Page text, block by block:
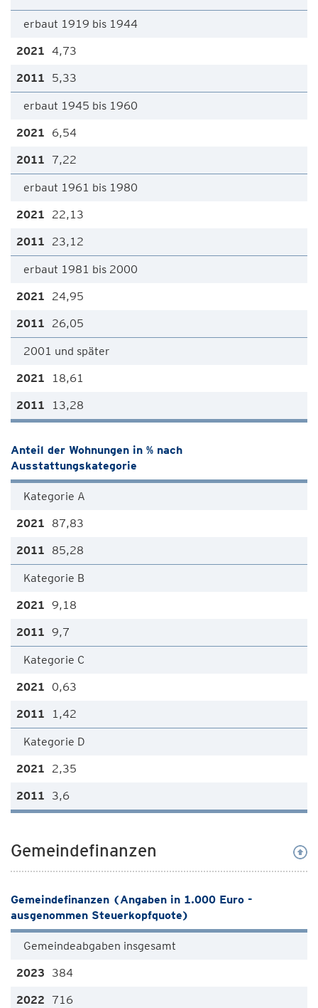
erbaut 1919 bis 1944
4,73
5,33
erbaut 1945 bis 1960
6,54
7,22
erbaut 1961 bis 1980
22,13
23,12
erbaut 1981 bis 2000
24,95
26,05
2001 und später
18,61
13,28
Anteil der Wohnungen in % nach
Ausstattungskategorie
Kategorie A
87,83
85,28
Kategorie B
9,18
9,7
Kategorie C
0,63
1,42
Kategorie D
2,35
3,6
Gemeindefinanzen
Gemeindefinanzen (Angaben in 1.000 Euro -
ausgenommen Steuerkopfquote)
Gemeindeabgaben insgesamt
384
716